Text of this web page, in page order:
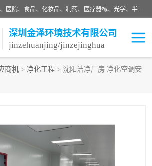
从事各种实验室、手术室、医院、食品、化妆品、制药、医疗器械、光学、半导体、精密电子等无尘车间行业的洁净车间装修设计、净化设备、恒温恒湿空调的设计制作与安装、净化系统工程项目施工及其技术支持服务。
深圳金泽环境技术有限公司
jinzehuanjing/jinzejinghua
商机 > 净化工程 > 沈阳洁净厂房 净化空调安
GMP车间净化
生命工程